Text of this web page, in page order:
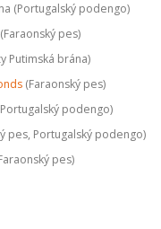
(Portugalský podengo)
(Faraonský pes)
Putimská brána)
(Faraonský pes)
podengo)
pes, Portugalský podengo)
pes)